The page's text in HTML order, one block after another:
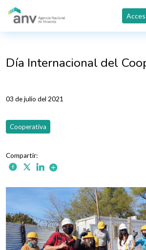
Pasar al contenido principal
Día Internacional del
03 de julio del 2021
Cooperativa